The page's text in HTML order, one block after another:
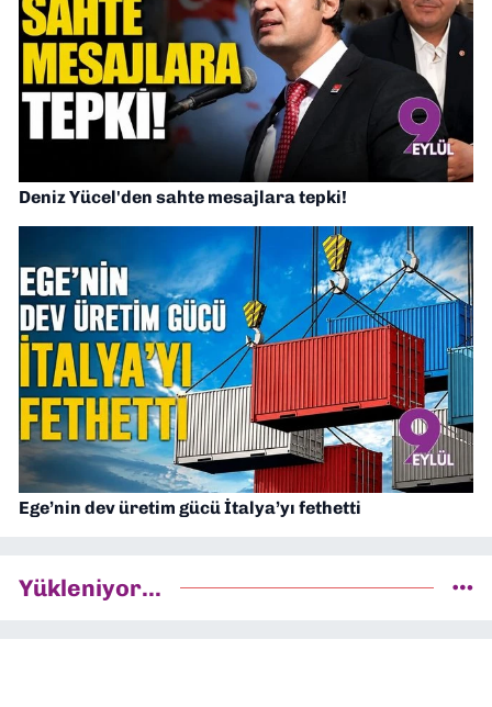
Deniz Yücel'den sahte mesajlara tepki!
Ege’nin dev üretim gücü İtalya’yı fethetti
Yükleniyor...